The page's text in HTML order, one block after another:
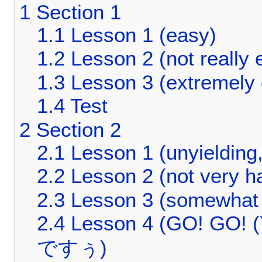
1 Section 1
1.1 Lesson 1 (easy)
1.2 Lesson 2 (not really
1.3 Lesson 3 (extremely
1.4 Test
2 Section 2
2.1 Lesson 1
2.2 Lesson 2 (not very
2.3 Lesson 3
2.4 Lesson 4 (GO! GO!
ですぅ)